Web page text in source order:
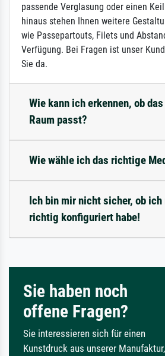
passende Verglasung oder einen
hinaus stehen Ihnen weitere
wie Passepartouts, Filets und
Verfügung. Bei Fragen ist unser
Sie da.
Wie kann ich erkennen, ob
Raum passt?
Wie wähle ich das richtige
Ich bin mir nicht sicher, ob
richtig konfiguriert habe!
Sie haben noch
offene Fragen?
Sie interessieren sich für einen
Kunstdruck aus unserer Manufaktur,